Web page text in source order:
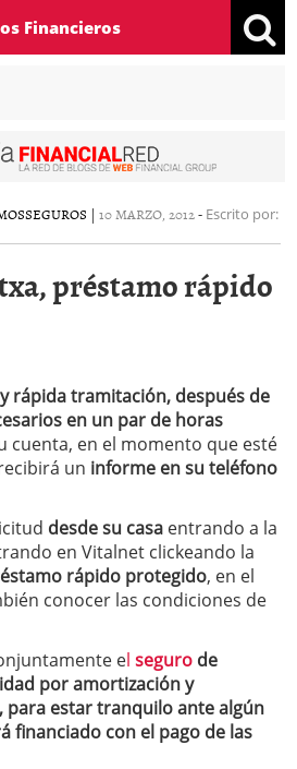
Financieros
SEGUROS | 10 MARZO, 2012- Escrito por:
préstamo rápido
rápida tramitación, después de
en un par de horas
cuenta, en el momento que esté
un informe en su teléfono
desde su casa entrando a la
en Vitalnet clickeando la
rápido protegido, en el
conocer las condiciones de
el seguro de
por amortización y
para estar tranquilo ante algún
financiado con el pago de las